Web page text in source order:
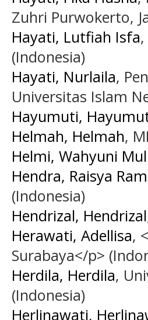
Zuhri Purwokerto,
Hayati, Lutfiah Isfa
(Indonesia)
Hayati, Nurlaila,
Universitas Islam
Hayumuti,
Helmah, Helmah,
Helmi, Wahyuni
Hendra, Raisya
(Indonesia)
Hendrizal, Hendrizal
Herawati, Adellisa,
Surabaya</p>
Herdila, Herdila,
(Indonesia)
Herlinawati,